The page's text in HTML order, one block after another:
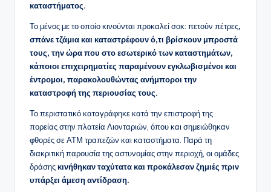
καταστήματος.
Το μένος με το οποίο κινούνται προκαλεί σοκ: πετούν πέτρες,
σπάνε τζάμια και καταστρέφουν ό,τι βρίσκουν μπροστά
τους, την ώρα που στο εσωτερικό των καταστημάτων,
κάποιοι επιχειρηματίες παραμένουν εγκλωβισμένοι και
έντρομοι, παρακολουθώντας ανήμποροι την
καταστροφή της περιουσίας τους.
Το περιστατικό καταγράφηκε κατά την επιστροφή της
πορείας στην πλατεία Λιονταριών, όπου και σημειώθηκαν
φθορές σε ΑΤΜ τραπεζών και καταστήματα. Παρά τη
διακριτική παρουσία της αστυνομίας στην περιοχή, οι ομάδες
δράσηςκινήθηκαν ταχύτατα και προκάλεσαν ζημιές πριν
υπάρξει άμεση αντίδραση.